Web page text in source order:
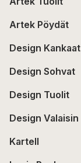
Artek Pöydät
Design Kankaat
Design Sohvat
Design Tuolit
Design Valaisin
Kartell